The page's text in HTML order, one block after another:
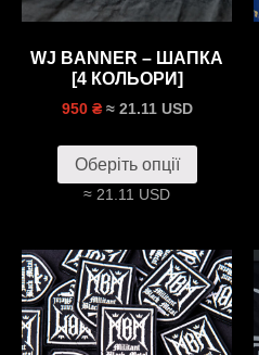
WJ BANNER – ШАПКА
[4 КОЛЬОРИ]
950 ₴ ≈ 21.11 USD
Оберіть опції
≈ 21.11 USD